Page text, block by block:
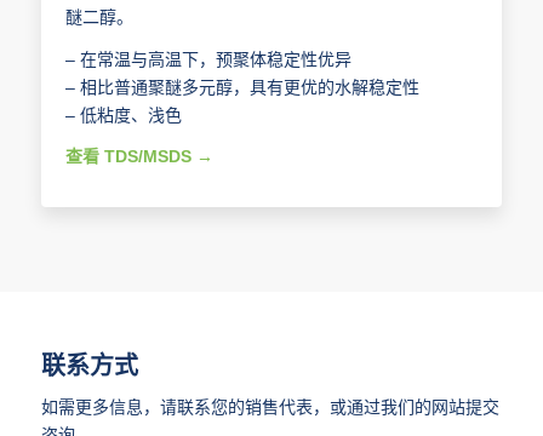
醚二醇。
– 在常温与高温下，预聚体稳定性优异
– 相比普通聚醚多元醇，具有更优的水解稳定性
– 低粘度、浅色
查看 TDS/MSDS
联系方式
如需更多信息，请联系您的销售代表，或通过我们的网站提交